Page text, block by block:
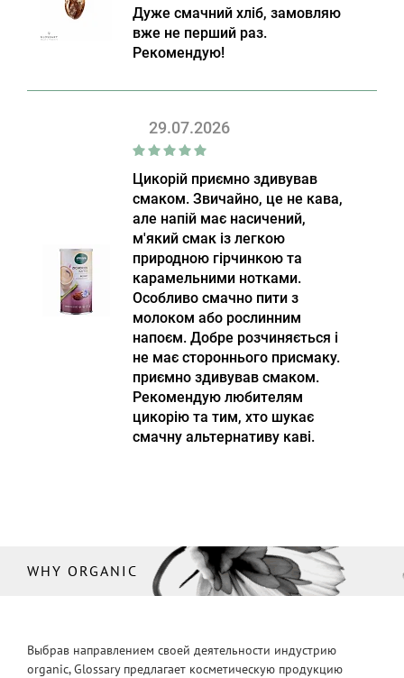
Дуже смачний хліб, замовляю
вже не перший раз.
Рекомендую!
29.07.2026
Цикорій приємно здивував
смаком. Звичайно, це не кава,
але напій має насичений,
м'який смак із легкою
природною гірчинкою та
карамельними нотками.
Особливо смачно пити з
молоком або рослинним
напоєм. Добре розчиняється і
не має стороннього присмаку.
приємно здивував смаком.
Рекомендую любителям
цикорію та тим, хто шукає
смачну альтернативу каві.
WHY ORGANIC
Выбрав направлением своей деятельности индустрию
organic, Glossary предлагает косметическую продукцию